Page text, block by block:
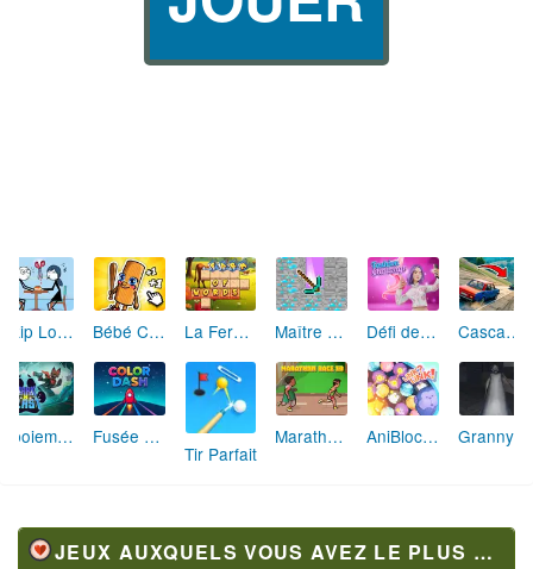
Skip Love: L'Amour en Péril Bébé Clic Italien: La Folie des Petits Bambins La Ferme des Mots - Cultivez votre Vocabulaire Maître de la Destruction: Fusion de Pioches Défi de Mode: Star du Podium Cascades Folles 3D
Aboiement Stellaire : Aventure Canine Fusée Chromatique: La Course des Couleurs
Tir Parfait
Marathon Champion io AniBlocos: Connecte les Animaux Mignons!
JEUX AUXQUELS VOUS AVEZ LE PLUS JOUÉ